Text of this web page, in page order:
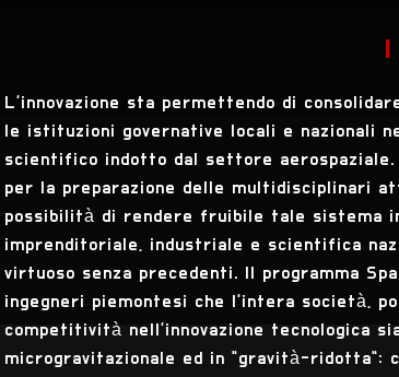
L'innovazione sta permettendo di
le istituzioni governative locali e nazionali
scientifico indotto dal settore
per la preparazione delle multidisciplinari
possibilità di rendere fruibile tale sistema
imprenditoriale, industriale e scientifica
virtuoso senza precedenti. Il programma
ingegneri piemontesi che l'intera società,
competitività nell'innovazione tecnologica
microgravitazionale ed in "gravità-ridotta":